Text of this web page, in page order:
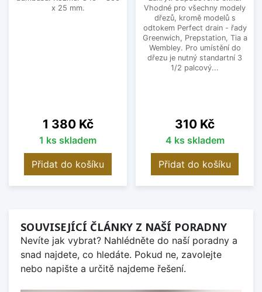
x 25 mm.
Cena
1 380 Kč
1 ks skladem
Přidat do košíku
Vhodné pro všechny modely
dřezů, kromě modelů s
odtokem Perfect drain - řady
Greenwich, Prepstation, Tia a
Wembley. Pro umístění do
dřezu je nutný standartní 3
1/2 palcový...
Cena
310 Kč
4 ks skladem
Přidat do košíku
SOUVISEJÍCÍ ČLÁNKY Z NAŠÍ PORADNY
Nevíte jak vybrat? Nahlédněte do naší poradny a
snad najdete, co hledáte. Pokud ne, zavolejte
nebo napište a určitě najdeme řešení.